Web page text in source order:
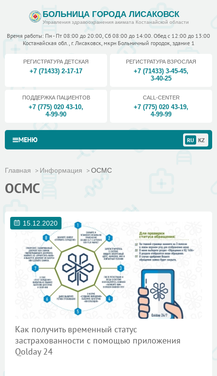
БОЛЬНИЦА ГОРОДА ЛИСАКОВСК
Управления здравоохранения акимата Костанайской области
Время работы: Пн - Пт 08:00 до 20:00, Сб 08:00 до 14:00. Обед с 12:00 до 13:00
Костанайская обл., г. Лисаковск, мкрн Больничный городок, здание 1
РЕГИСТРАТУРА ДЕТСКАЯ
+7 (71433) 2-17-17
РЕГИСТРАТУРА ВЗРОСЛАЯ
+7 (71433) 3-45-45,
3-40-25
ПОДДЕРЖКА ПАЦИЕНТОВ
+7 (775) 020 43-10,
4-99-90
CALL-CENTER
+7 (775) 020 43-19,
4-99-99
МЕНЮ RU KZ
Главная Информация ОСМС
ОСМС
15.12.2020
Как получить временный статус
застрахованности с помощью приложения
Qolday 24